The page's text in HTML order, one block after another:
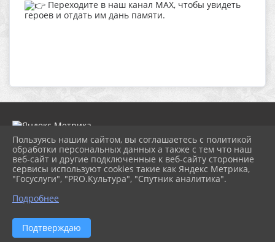
Переходите в наш канал МАХ, чтобы увидеть
героев и отдать им дань памяти.
2026 г. ngbs.kulturatuapse.ru
Вход
Карта сайта
Политика обработки персональных данных
Сделано на KubCMS
Разработка и поддержка
Пользуясь нашим сайтом, вы соглашаетесь с политикой
обработки персональных данных а также с тем что наш
веб-сайт и другие подключенные к веб-сайту сторонние
сервисы используют cookies такие как Яндекс Метрика,
"Госуслуги", "PRO.Культура", "Спутник аналитика".
Подробнее
Подтверждаю